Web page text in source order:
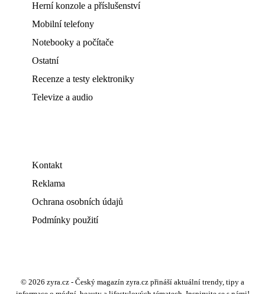
Herní konzole a příslušenství
Mobilní telefony
Notebooky a počítače
Ostatní
Recenze a testy elektroniky
Televize a audio
Kontakt
Reklama
Ochrana osobních údajů
Podmínky použití
© 2026 zyra.cz - Český magazín zyra.cz přináší aktuální trendy, tipy a